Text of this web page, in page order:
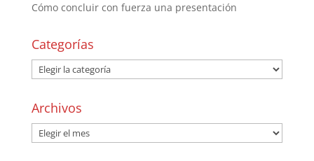
Cómo concluir con fuerza una presentación
Categorías
Archivos